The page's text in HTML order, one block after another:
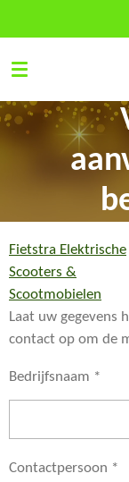
direct
naar
hoofdinhoud
Fietstra Elektrische
Scooters &
Scootmobielen
Laat uw gegevens
contact op om de
Bedrijfsnaam *
Contactpersoon *